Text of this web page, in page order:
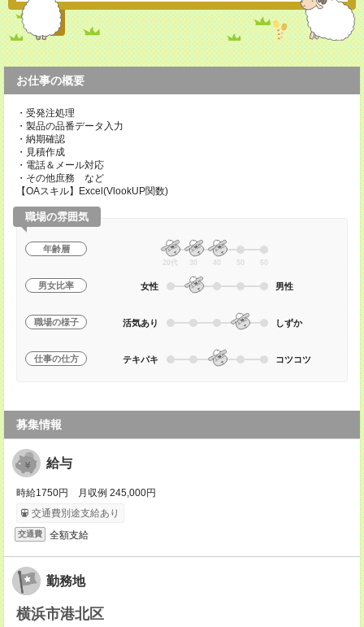
お仕事の概要
・受発注処理
・製品の品番データ入力
・納期確認
・見積作成
・電話＆メール対応
・その他庶務 など
【OAスキル】Excel(VlookUP関数)
職場の雰囲気
年齢層
20代 30 40 50 60
男女比率 女性 男性
職場の様子 活気あり しずか
仕事の仕方 テキパキ コツコツ
募集情報
給与
時給1750円 月収例 245,000円
交通費別途支給あり
交通費 全額支給
勤務地
横浜市港北区